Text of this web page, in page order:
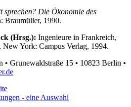
sprechen? Die Ökonomie des
Braumüller, 1990.
(Hrsg.): Ingenieure in Frankreich,
York: Campus Verlag, 1994.
• Grunewaldstraße 15 • 10823 Berlin •
- eine Auswahl